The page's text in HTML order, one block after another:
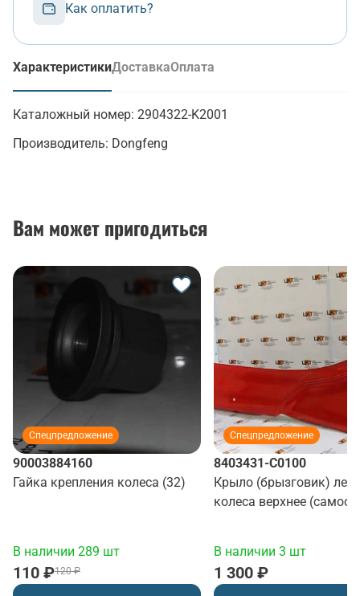
Как оплатить?
Характеристики
(активная вкладка)
ДоставкаОплата
Каталожный номер: 2904322-K2001
Производитель: Dongfeng
Вам может пригодиться
Спецпредложение
90003884160
Гайка крепления колеса (32)
В наличии 289 шт
120 ₽
110 ₽
Спецпредложение
8403431-C0100
Крыло (брызговик)
колеса верхнее
В наличии 3 шт
1 300 ₽